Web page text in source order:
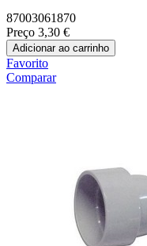
87003061870
Preço 3,30 €
Adicionar ao carrinho
Favorito
Comparar